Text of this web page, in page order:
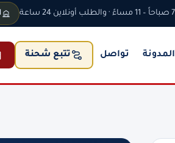
المدونة تواصل تتبع شحنة